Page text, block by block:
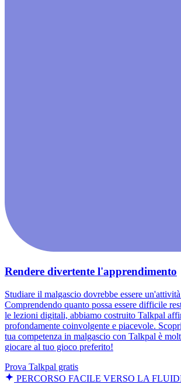
Rendere divertente l'apprendimento
Studiare il malgascio dovrebbe essere
Comprendendo quanto possa essere difficile
le lezioni digitali, abbiamo costruito Talkpal
profondamente coinvolgente e piacevole.
tua competenza in malgascio con Talkpal è
giocare al tuo gioco preferito!
Prova Talkpal gratis
PERCORSO FACILE VERSO LA